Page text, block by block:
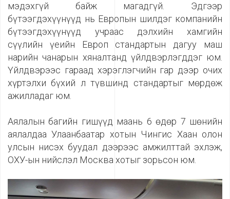
мэдэхгүй байж магадгүй. Эдгээр
бүтээгдэхүүнүүд нь Европын шилдэг компанийн
бүтээгдэхүүнүүд учраас дэлхийн хамгийн
сүүлийн үеийн Европ стандартын дагуу маш
нарийн чанарын хяналтанд үйлдвэрлэгддэг юм.
Үйлдвэрээс гараад хэрэглэгчийн гар дээр очих
хүртэлхи бүхий л түвшинд стандартыг мөрдөж
ажилладаг юм.
Аялалын багийн гишүүд маань 6 өдөр 7 шөнийн
аялалдаа Улаанбаатар хотын Чингис Хаан олон
улсын нисэх буудал дээрээс амжилттай эхлэж,
ОХУ-ын нийслэл Москва хотыг зорьсон юм.